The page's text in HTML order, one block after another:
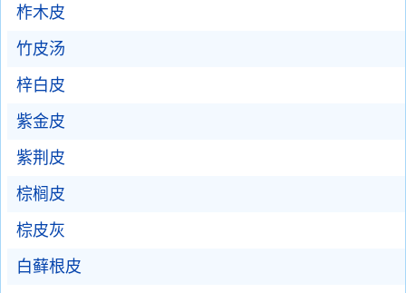
柞木皮
竹皮汤
梓白皮
紫金皮
紫荆皮
棕榈皮
棕皮灰
白藓根皮